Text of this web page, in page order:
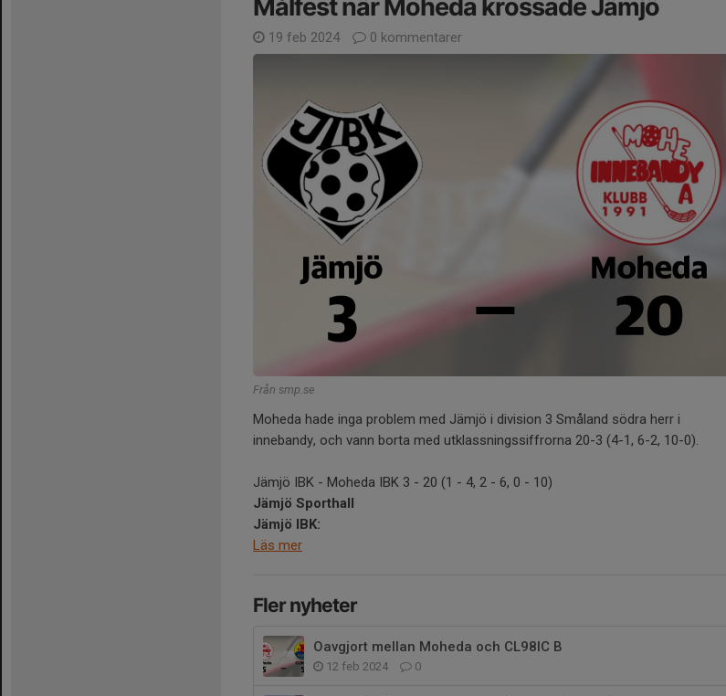
Målfest när Moheda krossade Jämjö
19 feb 2024 0 kommentarer
Från smp.se
Moheda hade inga problem med Jämjö i division 3 Småland södra herr i
innebandy, och vann borta med utklassningssiffrorna 20-3 (4-1, 6-2, 10-0).
Jämjö IBK - Moheda IBK 3 - 20 (1 - 4, 2 - 6, 0 - 10)
Jämjö Sporthall
Jämjö IBK:
Läs mer
Fler nyheter
Oavgjort mellan Moheda och CL98IC B
12 feb 2024 0